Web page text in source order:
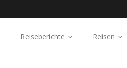
Reiseberichte Reisen